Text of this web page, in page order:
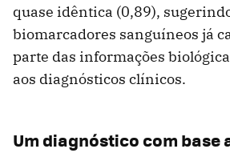
quase idêntica (0,89),
biomarcadores sanguíneos já
parte das informações
aos diagnósticos clínicos.
Um diagnóstico com base